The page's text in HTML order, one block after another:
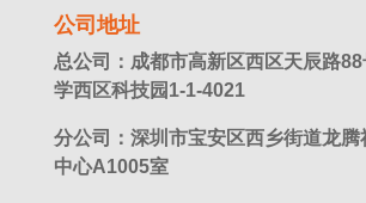
公司地址
总公司：成都市高新区西区天辰路
学西区科技园1-1-4021
分公司：深圳市宝安区西乡街道龙腾
中心A1005室